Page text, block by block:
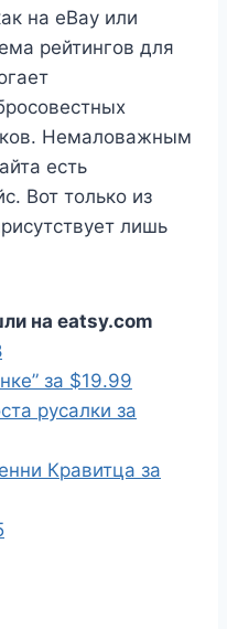
на eBay или
рейтингов для
Немаловажным
есть
Вот только из
лишь
на eatsy.com
за $19.99
русалки за
Кравитца за